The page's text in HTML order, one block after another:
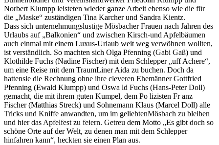
Norbert Klumpp leisteten wieder ganze Arbeit ebenso wie die für
die „Maske“ zuständigen Tina Karcher und Sandra Kientz.
Dass sich unternehmungslustige Mösbacher Frauen nach Jahren des
Urlaubs auf „Balkonien“ und zwischen Kirsch-und Apfelbäumen
auch einmal mit einem Luxus-Urlaub weit weg verwöhnen wollten,
ist verständlich. So machten sich Olga Pfenning (Gabi Gaß) und
Klothilde Fuchs (Nadine Fischer) mit dem Schlepper „uff Achere“,
um eine Reise mit dem TraumLiner Aida zu buchen. Doch da
hattensie die Rechnung ohne ihre cleveren Ehemänner Gottfried
Pfenning (Ewald Klumpp) und Oswa ld Fuchs (Hans-Peter Doll)
gemacht, die mit ihrem guten Kumpel, dem Po lizisten Fr anz
Fischer (Matthias Streck) und Sohnemann Klaus (Marcel Doll) alle
Tricks und Kniffe anwandten, um im geliebtenMösbach zu bleiben
und hier das Apfelfest zu feiern. Getreu dem Motto „Es gibt doch so
schöne Orte auf der Welt, zu denen man mit dem Schlepper
hinfahren kann“, heckten sie einen Plan aus.